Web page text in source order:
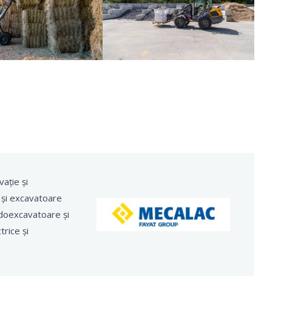
și
excavatoare
și
și